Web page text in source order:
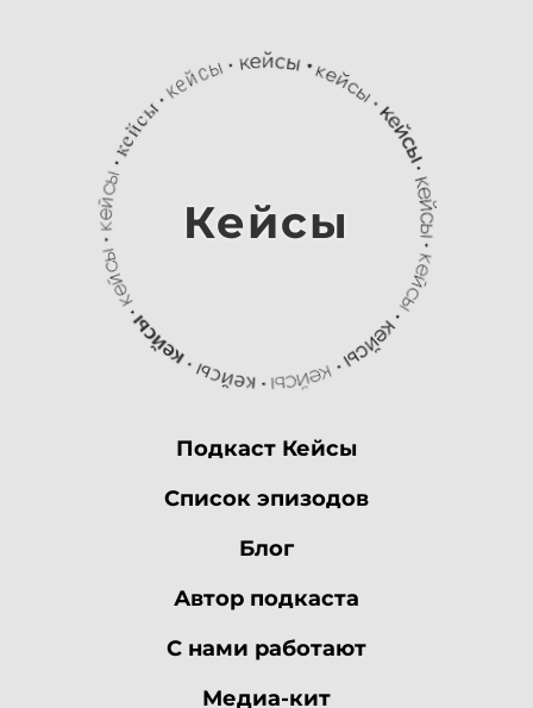
Яндекс обучался и
выкупал нужную
аудиторию, которая
соответствовала
потребности клиента. По
итогу здесь мы получили
порядка 200 целевых
плана у нас было
Кейсы
Подкаст Кейсы
Список эпизодов
Блог
Автор подкаста
С нами работают
Медиа-кит